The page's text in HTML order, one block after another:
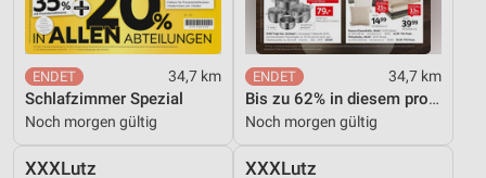
34,7 km
Schlafzimmer Spezial
Noch morgen gültig
34,7 km
Bis zu 62% in diesem prospekt
Noch morgen gültig
XXXLutz XXXLutz